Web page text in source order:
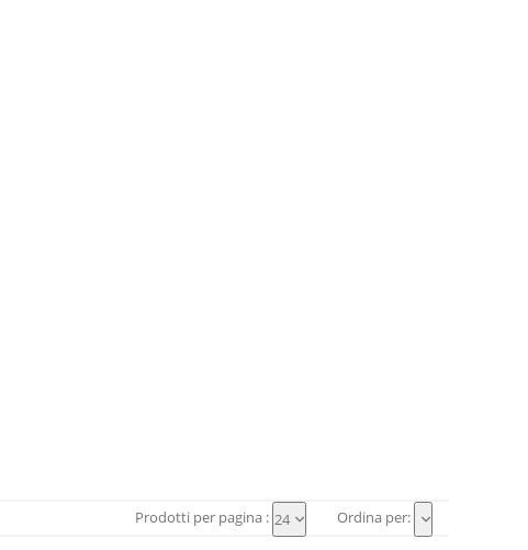
Prodotti per pagina : 24 Ordina per: